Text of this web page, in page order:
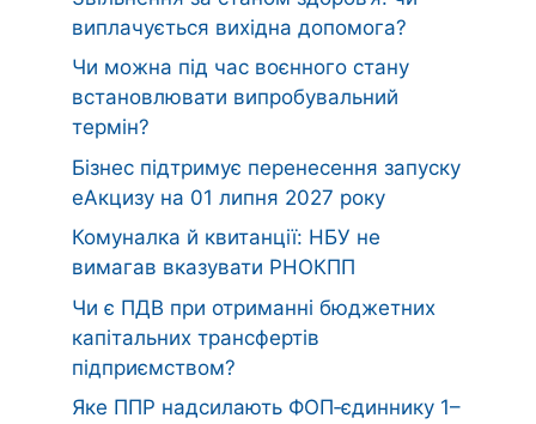
виплачується вихідна допомога?
Чи можна під час воєнного стану
встановлювати випробувальний
термін?
Бізнес підтримує перенесення запуску
еАкцизу на 01 липня 2027 року
Комуналка й квитанції: НБУ не
вимагав вказувати РНОКПП
Чи є ПДВ при отриманні бюджетних
капітальних трансфертів
підприємством?
Яке ППР надсилають ФОП‑єдиннику 1–